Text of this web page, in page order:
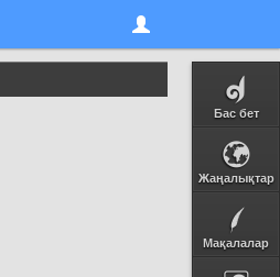
Бас бет
Жаңалықтар
Мақалалар